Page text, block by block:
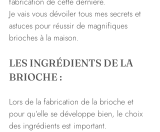
Je vais vous dévoiler tous mes secrets et
astuces pour réussir de magnifiques
brioches à la maison.
LES INGRÉDIENTS DE LA
BRIOCHE :
Lors de la fabrication de la brioche et
pour qu’elle se développe bien, le choix
des ingrédients est important.